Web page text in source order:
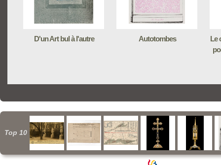
D'un Art bul à l'autre Autotombes
Le
Top 10